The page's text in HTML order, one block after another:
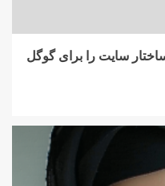
سایت را برای گوگل